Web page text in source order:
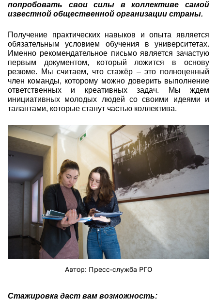
попробовать свои силы в коллективе самой
известной общественной организации страны.
Получение практических навыков и опыта является
обязательным условием обучения в университетах.
Именно рекомендательное письмо является зачастую
первым документом, который ложится в основу
резюме. Мы считаем, что стажёр – это полноценный
член команды, которому можно доверить выполнение
ответственных и креативных задач. Мы ждем
инициативных молодых людей со своими идеями и
талантами, которые станут частью коллектива.
dsc_7774.jpg
Автор: Пресс-служба РГО
Стажировка даст вам возможность: